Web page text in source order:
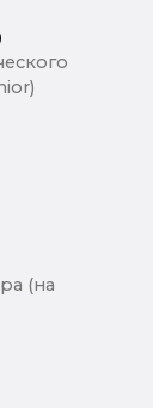
(на